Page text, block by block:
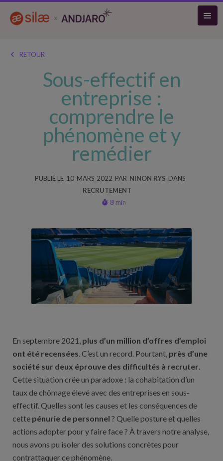
 RETOUR
Sous-effectif en
entreprise :
comprendre le
phénomène et y
remédier
PUBLIÉ LE 10 MARS 2022 PAR NINON RYS DANS
RECRUTEMENT
 8 min
En septembre 2021, plus d’un million d’offres d’emploi
ont été recensées . C’est un record. Pourtant, près d’une
société sur deux éprouve des difficultés à recruter
Cette situation crée un paradoxe : la cohabitation d’un
taux de chômage élevé avec des entreprises en sous-
effectif. Quelles sont les causes et les conséquences de
cette pénurie de personnel ? Quelle posture et quelles
actions adopter pour y faire face ? À travers notre analyse,
nous avons pu isoler des solutions concrètes pour
contrattaquer ce phénomène.